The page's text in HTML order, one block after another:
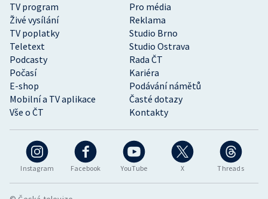
Instagram Facebook YouTube X Threads
TV program
Pro média
Živé vysílání
Reklama
TV poplatky
Studio Brno
Teletext
Studio Ostrava
Podcasty
Rada ČT
Počasí
Kariéra
E-shop
Podávání námětů
Mobilní a TV aplikace
Časté dotazy
Vše o ČT
Kontakty